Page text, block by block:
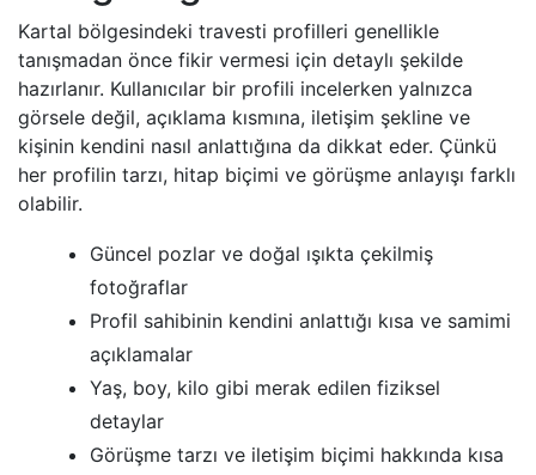
Kartal bölgesindeki travesti profilleri genellikle
tanışmadan önce fikir vermesi için detaylı şekilde
hazırlanır. Kullanıcılar bir profili incelerken yalnızca
görsele değil, açıklama kısmına, iletişim şekline ve
kişinin kendini nasıl anlattığına da dikkat eder. Çünkü
her profilin tarzı, hitap biçimi ve görüşme anlayışı farklı
olabilir.
Güncel pozlar ve doğal ışıkta çekilmiş
fotoğraflar
Profil sahibinin kendini anlattığı kısa ve samimi
açıklamalar
Yaş, boy, kilo gibi merak edilen fiziksel
detaylar
Görüşme tarzı ve iletişim biçimi hakkında kısa